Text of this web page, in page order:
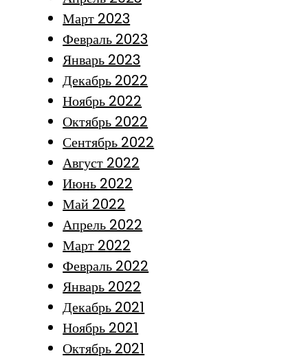
Март 2023
Февраль 2023
Январь 2023
Декабрь 2022
Ноябрь 2022
Октябрь 2022
Сентябрь 2022
Август 2022
Июнь 2022
Май 2022
Апрель 2022
Март 2022
Февраль 2022
Январь 2022
Декабрь 2021
Ноябрь 2021
Октябрь 2021